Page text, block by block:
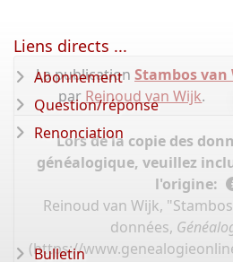
La publication Stambos van
par Reinoud van Wijk.
Lors de la copie des
généalogique, veuillez
l'origine:
Reinoud van Wijk,
données,
(https://
Liens directs ...
Abonnement
Question/réponse
Renonciation
Bulletin